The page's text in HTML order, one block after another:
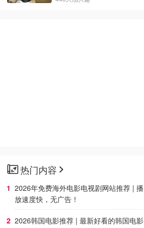
热门内容
2026年免费海外电影电视剧网站推荐 | 播
放速度快，无广告！
2026韩国电影推荐 | 最新好看的韩国电影